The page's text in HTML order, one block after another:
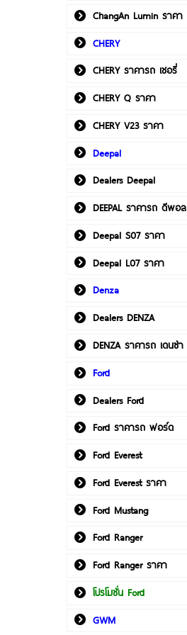
ChangAn Lumin ราคา
CHERY
CHERY ราคารถ เชอรี่
CHERY Q ราคา
CHERY V23 ราคา
Deepal
Dealers Deepal
DEEPAL ราคารถ ดีพอล
Deepal S07 ราคา
Deepal L07 ราคา
Denza
Dealers DENZA
DENZA ราคารถ เดนซ่า
Ford
Dealers Ford
Ford ราคารถ ฟอร์ด
Ford Everest
Ford Everest ราคา
Ford Mustang
Ford Ranger
Ford Ranger ราคา
โปรโมชั่น Ford
GWM